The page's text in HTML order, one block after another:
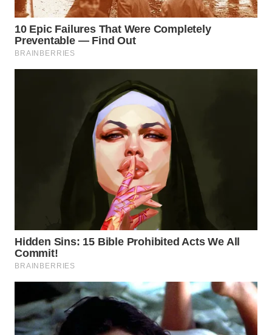
WN
TAPANULI
SELATAN
WN
TAPANULI
TENGAH
WN DELI
SERDANG